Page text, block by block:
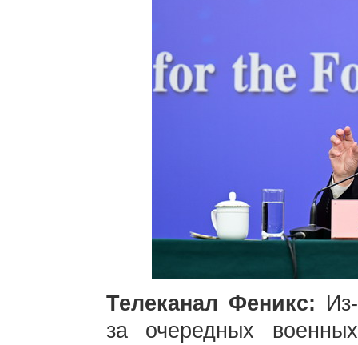
Телеканал Феникс: Из-
за очередных военных